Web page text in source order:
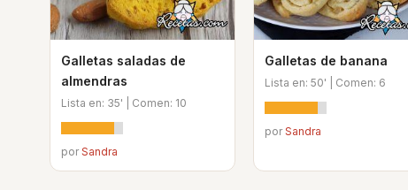
Galletas saladas de
almendras
Lista en: 35' | Comen: 10
porSandra
Galletas de banana
Lista en: 50' | Comen: 6
porSandra